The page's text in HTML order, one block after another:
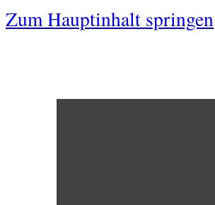
Zum Hauptinhalt springen